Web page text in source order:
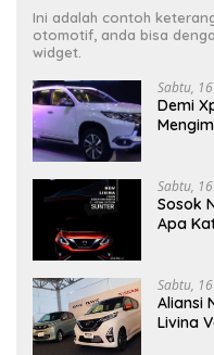
Ini adalah contoh
otomotif, anda bisa
widget.
Sabtu,
Demi
Sabtu,
Sosok
Apa
Sabtu,
Aliansi
Livina